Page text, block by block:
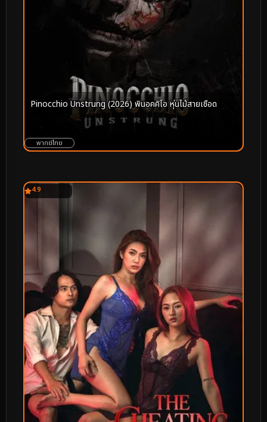
Pinocchio Unstrung (2026) พินอคคิโอ หุ่นไม้สายเชือด
พากย์ไทย
4.9